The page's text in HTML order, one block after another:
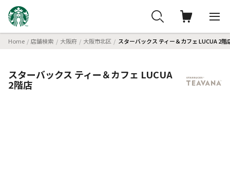
Home 店舗検索 大阪府 大阪市北区 スターバックス ティー＆カフェ LUCUA 2階
スターバックス ティー＆カフェ LUCUA
2階店